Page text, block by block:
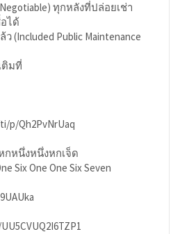
ทุกหลังที่ปล่อยเช่า
ได้
(Included Public Maintenance
ติมที่
p/Qh2PvNrUaq
กหนึ่งหนึ่งหกเจ็ด
Six One One Six Seven